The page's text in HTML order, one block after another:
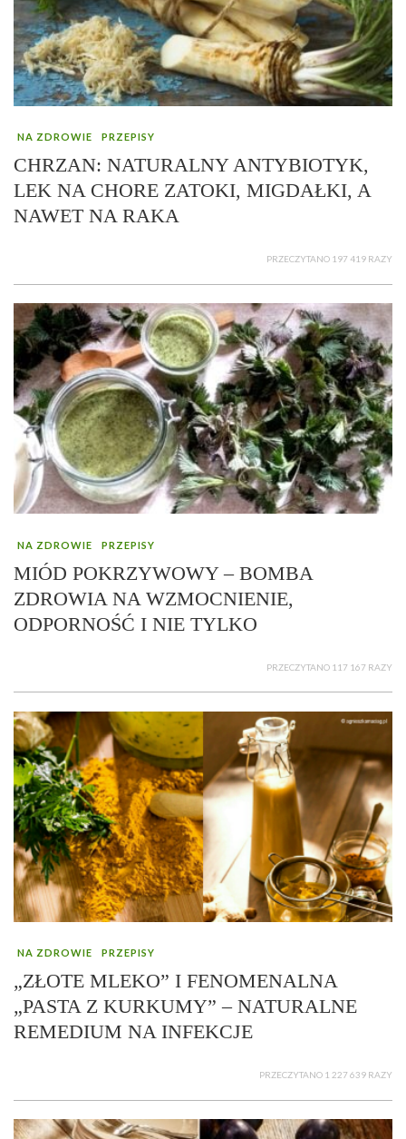
NA ZDROWIE PRZEPISY
CHRZAN: NATURALNY ANTYBIOTYK,
LEK NA CHORE ZATOKI, MIGDAŁKI, A
NAWET NA RAKA
PRZECZYTANO 197 419 RAZY
NA ZDROWIE PRZEPISY
MIÓD POKRZYWOWY – BOMBA
ZDROWIA NA WZMOCNIENIE,
ODPORNOŚĆ I NIE TYLKO
PRZECZYTANO 117 167 RAZY
NA ZDROWIE PRZEPISY
„ZŁOTE MLEKO” I FENOMENALNA
„PASTA Z KURKUMY” – NATURALNE
REMEDIUM NA INFEKCJE
PRZECZYTANO 1 227 639 RAZY